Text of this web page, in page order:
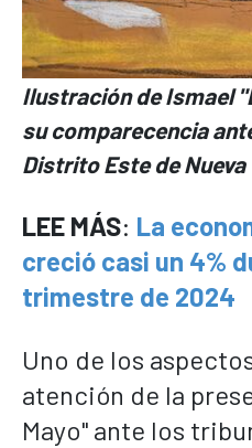
Ilustración de Ismael
su comparecencia
Distrito Este de Nueva
LEE MÁS: La
creció casi un 4%
trimestre de 2024
Uno de los
atención de la
Mayo" ante los